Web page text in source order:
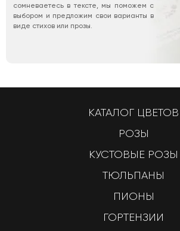
сомневаетесь в тексте, мы поможем с
выбором и предложим свои варианты в
виде стихов или прозы.
КАТАЛОГ ЦВЕТОВ
РОЗЫ
КУСТОВЫЕ РОЗЫ
ТЮЛЬПАНЫ
ПИОНЫ
ГОРТЕНЗИИ